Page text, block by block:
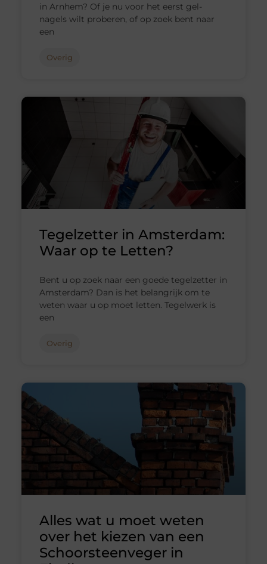
in Arnhem? Of je nu voor het eerst gel-
nagels wilt proberen, of op zoek bent naar
een
Overig
Tegelzetter in Amsterdam:
Waar op te Letten?
Bent u op zoek naar een goede tegelzetter in
Amsterdam? Dan is het belangrijk om te
weten waar u op moet letten. Tegelwerk is
een
Overig
Alles wat u moet weten
over het kiezen van een
Schoorsteenveger in